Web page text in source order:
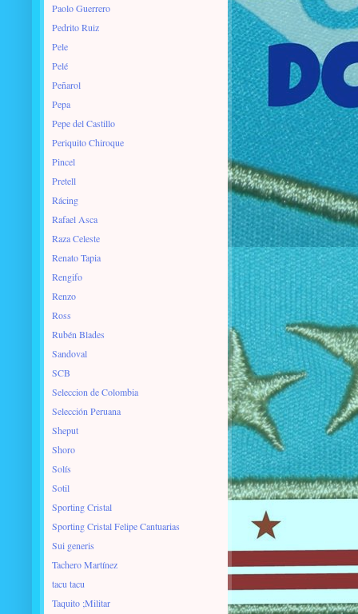
Paolo Guerrero
Pedrito Ruiz
Pele
Pelé
Peñarol
Pepa
Pepe del Castillo
Periquito Chiroque
Pincel
Pretell
Rácing
Rafael Asca
Raza Celeste
Renato Tapia
Rengifo
Renzo
Ross
Rubén Blades
Sandoval
SCB
Seleccion de Colombia
Selección Peruana
Sheput
Shoro
Solís
Sotil
Sporting Cristal
Sporting Cristal Felipe Cantuarias
Sui generis
Tachero Martínez
tacu tacu
Taquito ;Militar